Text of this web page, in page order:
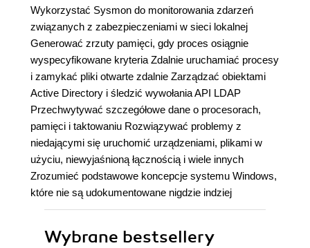
Wykorzystać Sysmon do monitorowania zdarzeń
związanych z zabezpieczeniami w sieci lokalnej
Generować zrzuty pamięci, gdy proces osiągnie
wyspecyfikowane kryteria Zdalnie uruchamiać procesy
i zamykać pliki otwarte zdalnie Zarządzać obiektami
Active Directory i śledzić wywołania API LDAP
Przechwytywać szczegółowe dane o procesorach,
pamięci i taktowaniu Rozwiązywać problemy z
niedającymi się uruchomić urządzeniami, plikami w
użyciu, niewyjaśnioną łącznością i wiele innych
Zrozumieć podstawowe koncepcje systemu Windows,
które nie są udokumentowane nigdzie indziej
Wybrane bestsellery